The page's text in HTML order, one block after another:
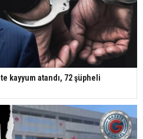
kayyum atandı, 72 şüpheli